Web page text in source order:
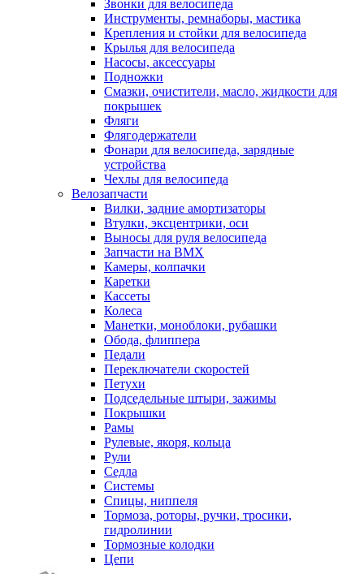
Звонки для велосипеда
Инструменты, ремнаборы, мастика
Крепления и стойки для велосипеда
Крылья для велосипеда
Насосы, аксессуары
Подножки
Смазки, очистители, масло, жидкости для
покрышек
Фляги
Флягодержатели
Фонари для велосипеда, зарядные
устройства
Чехлы для велосипеда
Велозапчасти
Вилки, задние амортизаторы
Втулки, эксцентрики, оси
Выносы для руля велосипеда
Запчасти на BMX
Камеры, колпачки
Каретки
Кассеты
Колеса
Манетки, моноблоки, рубашки
Обода, флиппера
Педали
Переключатели скоростей
Петухи
Подседельные штыри, зажимы
Покрышки
Рамы
Рулевые, якоря, кольца
Рули
Седла
Системы
Спицы, ниппеля
Тормоза, роторы, ручки, тросики,
гидролинии
Тормозные колодки
Цепи